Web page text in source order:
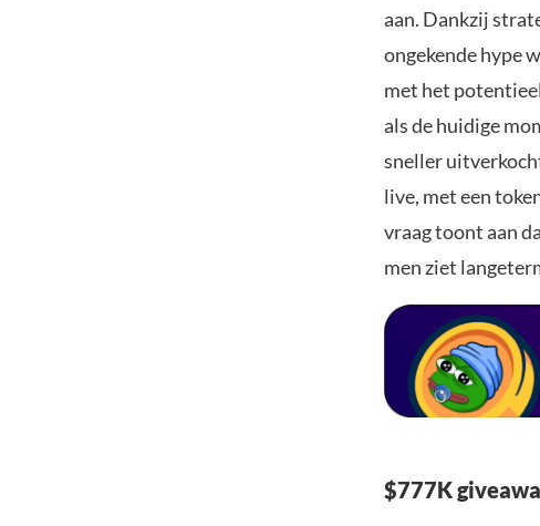
aan. Dankzij
ongekende hype
met het
als de huidige
sneller
live, met een
vraag toont aan
men ziet
$777K